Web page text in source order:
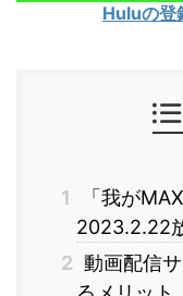
Huluの登
1
「我が
2023.2.22
2 動画配信